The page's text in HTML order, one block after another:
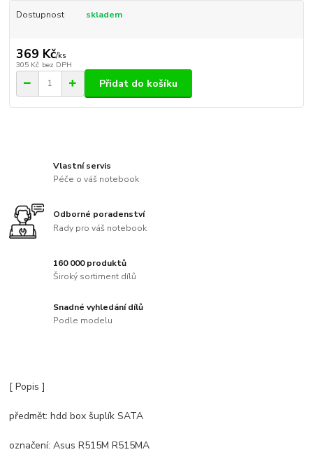
Dostupnost skladem
369 Kč/ks
305 Kč bez DPH
Přidat do košíku
Vlastní servis
Péče o váš notebook
Odborné poradenství
Rady pro váš notebook
160 000 produktů
Široký sortiment dílů
Snadné vyhledání dílů
Podle modelu
[ Popis ]
předmět: hdd box šuplík SATA
označení: Asus R515M R515MA